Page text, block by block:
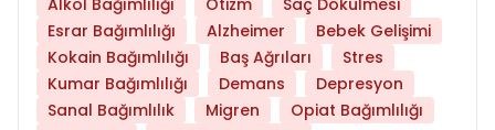
Esrar Bağımlılığı
Alzheimer
Bebek Gelişimi
Kokain Bağımlılığı
Baş Ağrıları
Stres
Kumar Bağımlılığı
Demans
Depresyon
Sanal Bağımlılık
Migren
Opiat Bağımlılığı